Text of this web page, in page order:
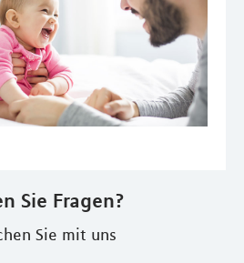
Sie Fragen?
Sie mit uns